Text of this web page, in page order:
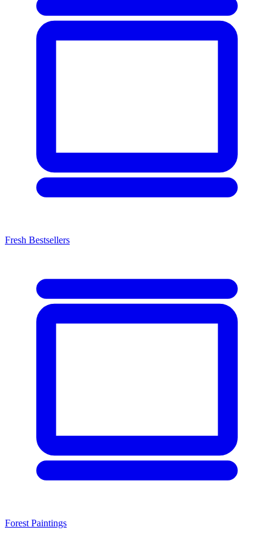
Fresh Bestsellers
Forest Paintings